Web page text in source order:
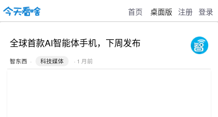
首页 桌面版 注册 登录
全球首款AI智能体手机，下周发布
智东西 · 科技媒体 · 1 月前